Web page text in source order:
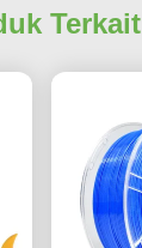
Terkait